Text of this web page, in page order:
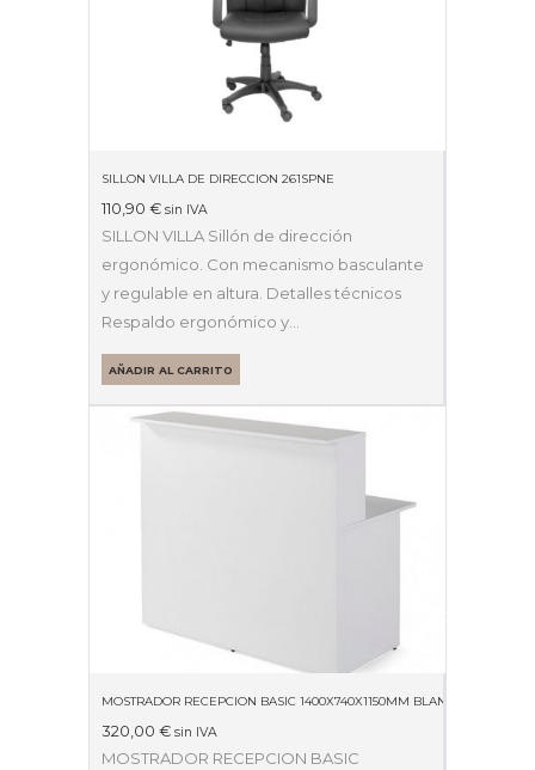
SILLON VILLA DE DIRECCION 261SPNE
110,90 € sin IVA
SILLON VILLA Sillón de dirección
ergonómico. Con mecanismo basculante
y regulable en altura. Detalles técnicos
Respaldo ergonómico y…
AÑADIR AL CARRITO
MOSTRADOR RECEPCION BASIC 1400X740X1150MM BLANCO
320,00 € sin IVA
MOSTRADOR RECEPCION BASIC